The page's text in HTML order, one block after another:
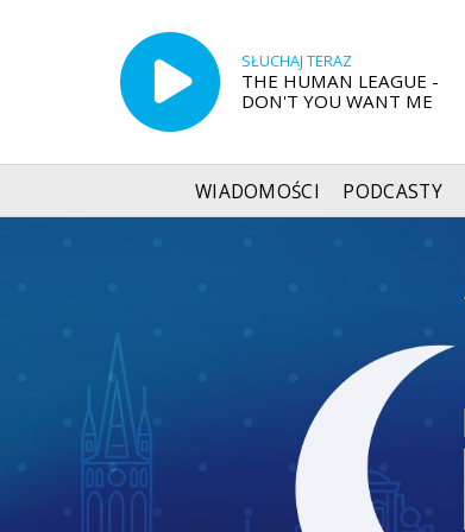
SŁUCHAJ TERAZ
THE HUMAN LEAGUE -
DON'T YOU WANT ME
WIADOMOŚCI PODCASTY